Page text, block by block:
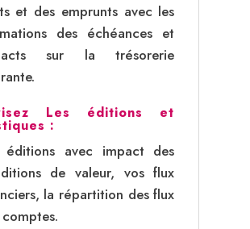
et des emprunts avec les
des échéances et
sur la trésorerie
Les éditions et
:
éditions avec impact des
de valeur, vos flux
la répartition des flux